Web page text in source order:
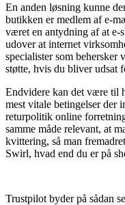
En anden løsning kunne
butikken er medlem af e-
været en antydning af at e-
udover at internet
specialister som behersker
støtte, hvis du bliver udsat
Endvidere kan det være til
mest vitale betingelser der
returpolitik online
samme måde relevant, at
kvittering, så man
Swirl, hvad end du er på
Trustpilot byder på sådan